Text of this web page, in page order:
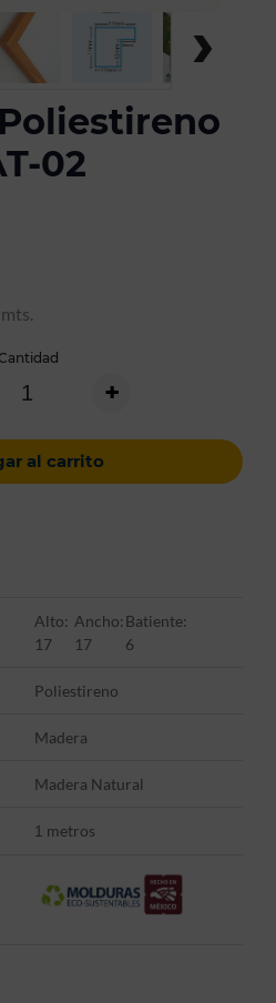
›
02
mts.
+
al carrito
Alto:
17
Ancho:
17
Batiente:
6
Poliestireno
Madera
Madera Natural
1 metros